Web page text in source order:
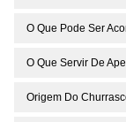
O Que Pode Ser
O Que Servir De
Origem Do